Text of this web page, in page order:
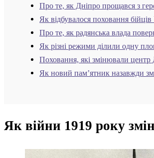
Про те, як Дніпро прощався з
Як відбувалося поховання
Про те, як радянська влада
Як різні режими ділили одну
Поховання, які змінювали центр
Як новий пам’ятник назавжди
Як війни 1919 року